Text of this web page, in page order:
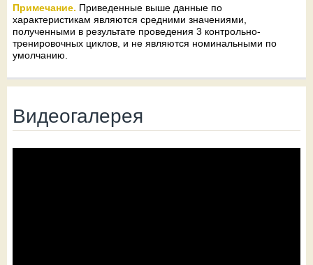
Примечание. Приведенные выше данные по
характеристикам являются средними значениями,
полученными в результате проведения 3 контрольно-
тренировочных циклов, и не являются номинальными по
умолчанию.
Видеогалерея